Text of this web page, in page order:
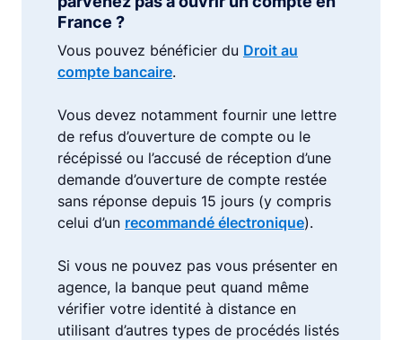
France ?
Vous pouvez bénéficier du Droit au
compte bancaire.
Vous devez notamment fournir une lettre
de refus d’ouverture de compte ou le
récépissé ou l’accusé de réception d’une
demande d’ouverture de compte restée
sans réponse depuis 15 jours (y compris
celui d’un recommandé électronique).
Si vous ne pouvez pas vous présenter en
agence, la banque peut quand même
vérifier votre identité à distance en
utilisant d’autres types de procédés listés